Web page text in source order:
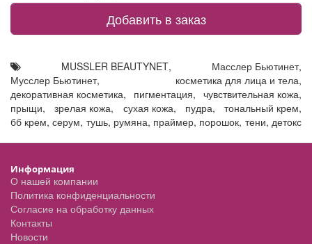
Добавить в заказ
MUSSLER BEAUTYNET, Масслер Бьютинет,
Мусслер Бьютинет, косметика для лица и тела,
декоративная косметика, пигментация, чувствительная кожа,
прыщи,зрелая кожа, сухая кожа, пудра, тональный крем,
бб крем,серум, тушь, румяна, праймер, порошок, тени,детокс
Информация
О нашей компании
Политика конфиденциальности
Согласие на обработку данных
Контакты
Новости